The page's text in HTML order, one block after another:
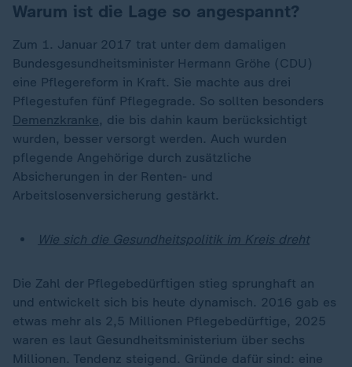
Warum ist die Lage so angespannt?
Zum 1. Januar 2017 trat unter dem damaligen
Bundesgesundheitsminister Hermann Gröhe (CDU)
eine Pflegereform in Kraft. Sie machte aus drei
Pflegestufen fünf Pflegegrade. So sollten besonders
Demenzkranke, die bis dahin kaum berücksichtigt
wurden, besser versorgt werden. Auch wurden
pflegende Angehörige durch zusätzliche
Absicherungen in der Renten- und
Arbeitslosenversicherung gestärkt.
Wie sich die Gesundheitspolitik im Kreis dreht
Die Zahl der Pflegebedürftigen stieg sprunghaft an
und entwickelt sich bis heute dynamisch. 2016 gab es
etwas mehr als 2,5 Millionen Pflegebedürftige, 2025
waren es laut Gesundheitsministerium über sechs
Millionen. Tendenz steigend. Gründe dafür sind: eine